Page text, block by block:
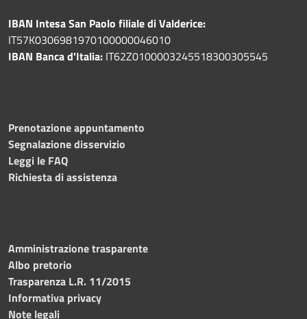
IBAN Intesa San Paolo filiale di Valderice:
IT57K0306981970100000046010
IBAN Banca d'Italia: IT62Z0100003245518300305545
Prenotazione appuntamento
Segnalazione disservizio
Leggi le FAQ
Richiesta di assistenza
Amministrazione trasparente
Albo pretorio
Trasparenza L.R. 11/2015
Informativa privacy
Note legali